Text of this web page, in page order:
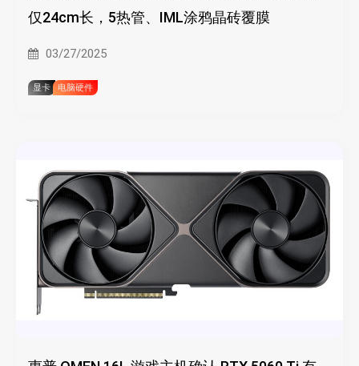
仅24cm长，5热管、IML涂鸦晶砖覆膜
03/27/2025
显卡 电脑硬件